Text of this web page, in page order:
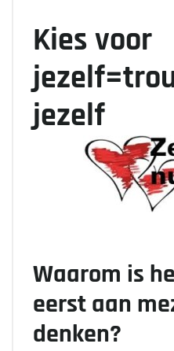
Kies voor
jezelf
Waarom is
eerst aan
denken?